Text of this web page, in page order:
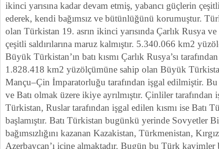
ikinci yarısına kadar devam etmiş, yabancı güçlerin çeşitli
ederek, kendi bağımsız ve bütünlüğünü korumuştur.
olan Türkistan 19. asrın ikinci yarısında Çarlık Rusya
çeşitli saldırılarına maruz kalmıştır. 5.340.066 km2
Büyük Türkistan’ın batı kısmı Çarlık Rusya’sı
1.828.418 km2 yüzölçümüne sahip olan Büyük
Mançu–Çin İmparatorluğu tarafından işgal edilmiştir.
ve Batı olmak üzere ikiye ayrılmıştır. Çinliler
Türkistan, Ruslar tarafından işgal edilen kısmı ise Batı
başlamıştır. Batı Türkistan bugünkü yerinde Sovyetler
bağımsızlığını kazanan Kazakistan, Türkmenistan,
Azerbaycan’ı içine almaktadır. Bugün bu Türk kavimler